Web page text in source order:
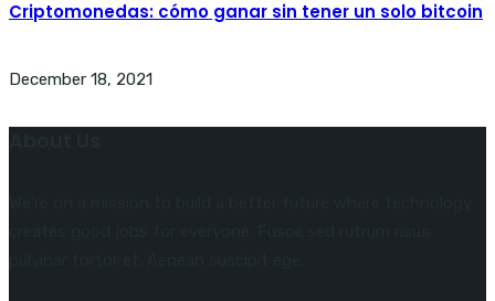
Criptomonedas: cómo ganar sin tener un solo bitcoin
December 18, 2021